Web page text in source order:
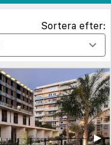
Sortera efter:
▶︎